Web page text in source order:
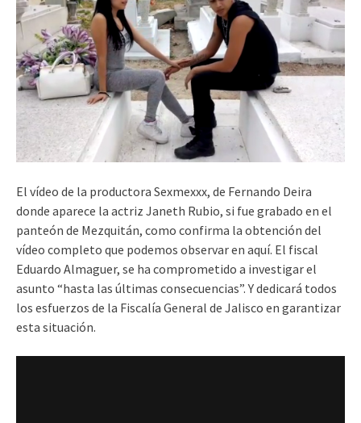
El vídeo de la productora Sexmexxx, de Fernando Deira
donde aparece la actriz Janeth Rubio, si fue grabado en el
panteón de Mezquitán, como confirma la obtención del
vídeo completo que podemos observar en aquí. El fiscal
Eduardo Almaguer, se ha comprometido a investigar el
asunto “hasta las últimas consecuencias”. Y dedicará todos
los esfuerzos de la Fiscalía General de Jalisco en garantizar
esta situación.